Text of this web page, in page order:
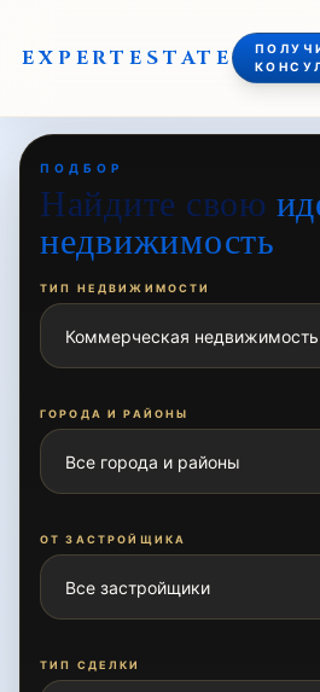
EXPERTESTATE
ПОДБОР
Найдите свою
недвижимость
ТИП НЕДВИЖИМОСТИ
ГОРОДА И РАЙОНЫ
ОТ ЗАСТРОЙЩИКА
ТИП СДЕЛКИ